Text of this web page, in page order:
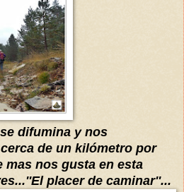
difumina y nos
de un kilómetro por
mas nos gusta en esta
placer de caminar''...